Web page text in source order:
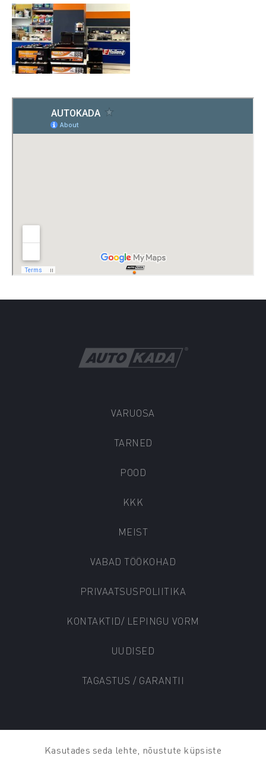
Kasutades seda lehte, nõustute küpsiste
VARUOSA
TARNED
POOD
KKK
MEIST
VABAD TÖÖKOHAD
PRIVAATSUSPOLIITIKA
KONTAKTID/ LEPINGU VORM
UUDISED
TAGASTUS / GARANTII